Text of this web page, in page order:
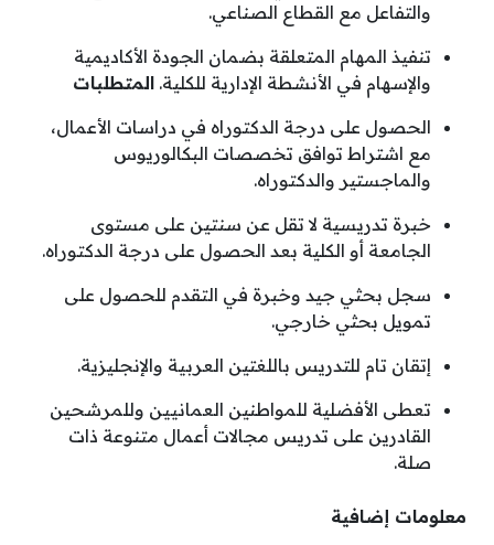
والتفاعل مع القطاع الصناعي.
تنفيذ المهام المتعلقة بضمان الجودة الأكاديمية
والإسهام في الأنشطة الإدارية للكلية. المتطلبات
الحصول على درجة الدكتوراه في دراسات الأعمال،
مع اشتراط توافق تخصصات البكالوريوس
والماجستير والدكتوراه.
خبرة تدريسية لا تقل عن سنتين على مستوى
الجامعة أو الكلية بعد الحصول على درجة الدكتوراه.
سجل بحثي جيد وخبرة في التقدم للحصول على
تمويل بحثي خارجي.
إتقان تام للتدريس باللغتين العربية والإنجليزية.
تعطى الأفضلية للمواطنين العمانيين وللمرشحين
القادرين على تدريس مجالات أعمال متنوعة ذات
صلة.
معلومات إضافية